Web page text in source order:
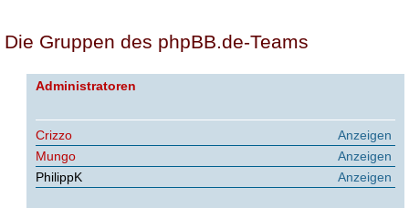
Die Gruppen des phpBB.de-Teams
Administratoren
Anzeigen
Crizzo
Anzeigen
Mungo
Anzeigen
PhilippK